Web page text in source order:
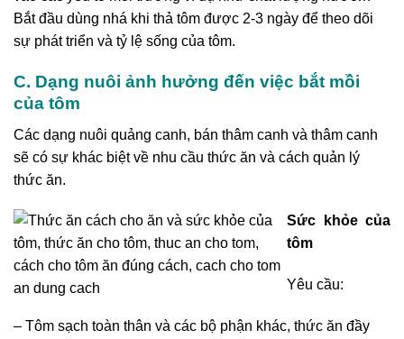
Bắt đầu dùng nhá khi thả tôm được 2-3 ngày để theo dõi
sự phát triển và tỷ lệ sống của tôm.
C. Dạng nuôi ảnh hưởng đến việc bắt mồi
của tôm
Các dạng nuôi quảng canh, bán thâm canh và thâm canh
sẽ có sự khác biệt về nhu cầu thức ăn và cách quản lý
thức ăn.
Sức khỏe của
tôm
Yêu cầu:
– Tôm sạch toàn thân và các bộ phận khác, thức ăn đầy